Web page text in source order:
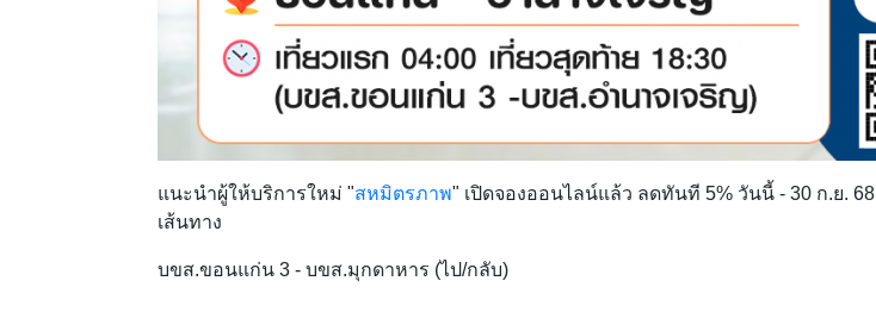
แนะนำผู้ให้บริการใหม่ "สหมิตรภาพ" เปิดจองออนไลน์แล้ว ลดทันที 5% วันนี้ - 30 ก.ย. 68
เส้นทาง
บขส.ขอนแก่น 3 - บขส.มุกดาหาร (ไป/กลับ)